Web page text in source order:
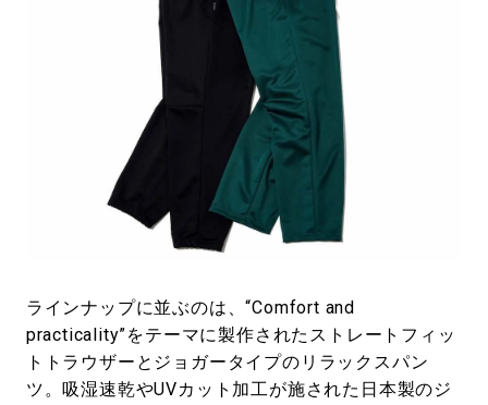
ラインナップに並ぶのは、“Comfort and
practicality”をテーマに製作されたストレートフィッ
トトラウザーとジョガータイプのリラックスパン
ツ。吸湿速乾やUVカット加工が施された日本製のジ